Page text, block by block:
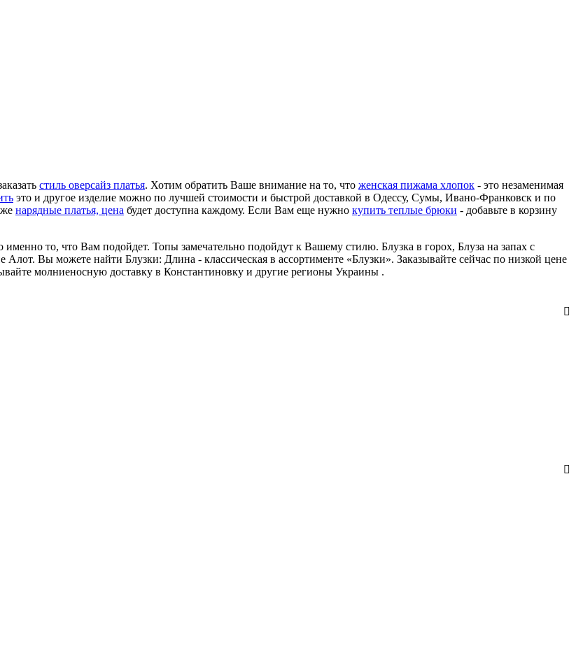
стиль оверсайз платья. Хотим обратить Ваше внимание на то, что женская пижама хлопок - это незаменимая
это и другое изделие можно по лучшей стоимости и быстрой доставкой в Одессу, Сумы, Ивано-Франковск и по
нарядные платья, цена будет доступна каждому. Если Вам еще нужно купить теплые брюки - добавьте в корзину
именно то, что Вам подойдет. Топы замечательно подойдут к Вашему стилю. Блузка в горох, Блуза на запах с
Вы можете найти Блузки: Длина - классическая в ассортименте «Блузки». Заказывайте сейчас по низкой цене
молниеносную доставку в Константиновку и другие регионы Украины .